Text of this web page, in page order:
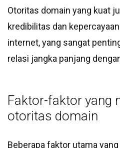
Otoritas domain yang kuat
kredibilitas dan
internet, yang sangat
relasi jangka panjang
Faktor-faktor yang
otoritas domain
Beberapa faktor utama